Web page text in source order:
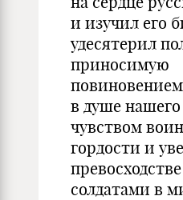
и изучил его
удесятерил
приносимую
в душе нашего
чувством
гордости и
солдатами в